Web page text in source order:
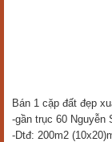
Bán 1 cặp đất đẹp
-gần trục 60 Nguyễn
-Dtđ: 200m2